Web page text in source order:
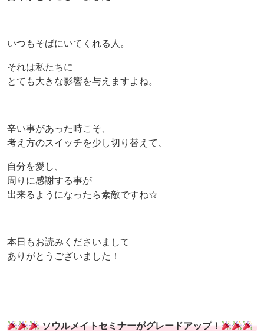
いつもそばにいてくれる人。
それは私たちに
とても大きな影響を与えますよね。
辛い事があった時こそ、
考え方のスイッチを少し切り替えて、
自分を愛し、
周りに感謝する事が
出来るようになったら素敵ですね☆
本日もお読みくださいまして
ありがとうございました！
ソウルメイトセミナーがグレードアップ！